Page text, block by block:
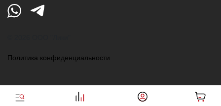
Политика конфиденциальности